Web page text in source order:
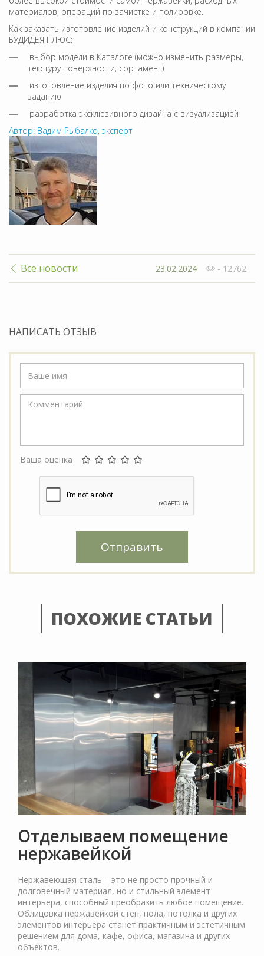
материалов, операций по зачистке и полировке.
Как заказать изготовление изделий и конструкций в компании
БУДИДЕЯ ПЛЮС:
выбор модели в Каталоге (можно изменить размеры,
текстуру поверхности, сортамент)
изготовление изделия по фото или техническому
заданию
разработка эксклюзивного дизайна с визуализацией
Автор: Вадим Рыбалко, эксперт
Все новости 23.02.2024 - 12762
НАПИСАТЬ ОТЗЫВ
Ваша оценка
Отправить
ПОХОЖИЕ СТАТЬИ
Отделываем помещение
нержавейкой
Нержавеющая сталь – это не просто прочный и
долговечный материал, но и стильный элемент
интерьера, способный преобразить любое помещение.
Облицовка нержавейкой стен, пола, потолка и других
элементов интерьера станет практичным и эстетичным
решением для дома, кафе, офиса, магазина и других
объектов.